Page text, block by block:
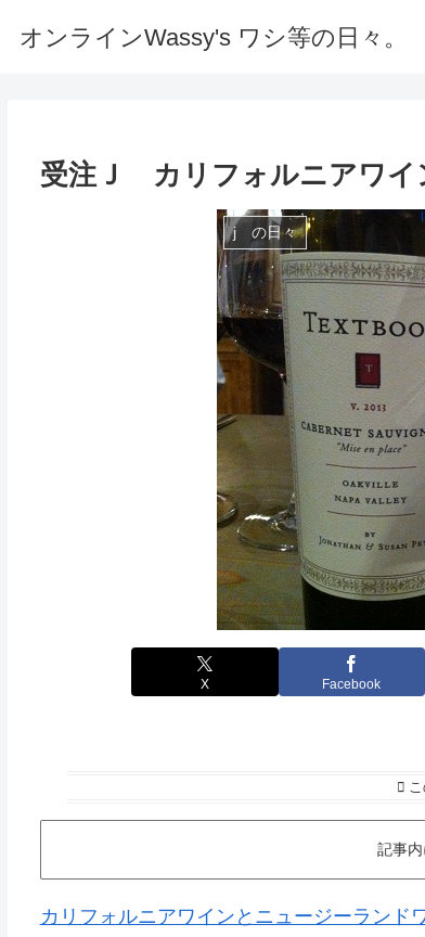
オンラインWassy's ワシ等の日々。
受注Ｊ カリフォルニアワイ
j の日々
X Facebook
記事
カリフォルニアワインとニュージーランド